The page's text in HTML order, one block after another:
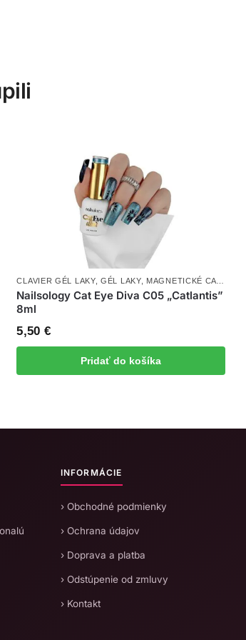
CLAVIER GÉL LAKY,GÉL LAKY, MAGNETICKÉ CAT EYE DIVA
Nailsology Cat Eye Diva C05 „Catlantis”
8ml
5,50 €
Pridať do košíka
INFORMÁCIE
› Obchodné podmienky
› Ochrana údajov
› Doprava a platba
› Odstúpenie od zmluvy
› Kontakt